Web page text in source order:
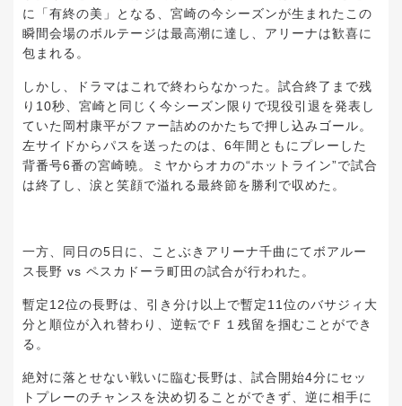
に「有終の美」となる、宮崎の今シーズンが生まれたこの
瞬間会場のボルテージは最高潮に達し、アリーナは歓喜に
包まれる。
しかし、ドラマはこれで終わらなかった。試合終了まで残
り10秒、宮崎と同じく今シーズン限りで現役引退を発表し
ていた岡村康平がファー詰めのかたちで押し込みゴール。
左サイドからパスを送ったのは、6年間ともにプレーした
背番号6番の宮崎曉。ミヤからオカの“ホットライン”で試合
は終了し、涙と笑顔で溢れる最終節を勝利で収めた。
一方、同日の5日に、ことぶきアリーナ千曲にてボアルー
ス長野 vs ペスカドーラ町田の試合が行われた。
暫定12位の長野は、引き分け以上で暫定11位のバサジィ大
分と順位が入れ替わり、逆転でＦ１残留を掴むことができ
る。
絶対に落とせない戦いに臨む長野は、試合開始4分にセッ
トプレーのチャンスを決め切ることができず、逆に相手に